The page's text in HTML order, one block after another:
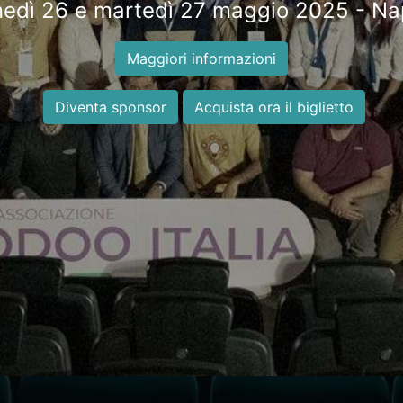
26 e martedì 27 maggio 2025 -
Maggiori informazioni
Diventa sponsor Acquista ora il biglietto